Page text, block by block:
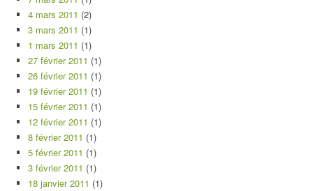
4 mars 2011 (2)
3 mars 2011 (1)
1 mars 2011 (1)
27 février 2011 (1)
26 février 2011 (1)
19 février 2011 (1)
15 février 2011 (1)
12 février 2011 (1)
8 février 2011 (1)
5 février 2011 (1)
3 février 2011 (1)
18 janvier 2011 (1)